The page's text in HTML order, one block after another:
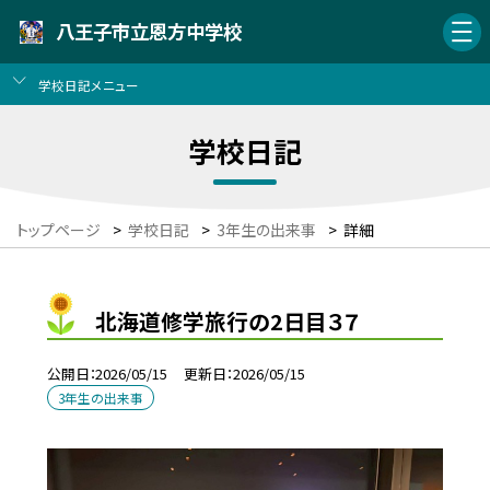
八王子市立恩方中学校
学校日記メニュー
学校日記
トップページ > 学校日記 > 3年生の出来事 > 詳細
北海道修学旅行の2日目３７
公開日 2026/05/15 更新日 2026/05/15
3年生の出来事